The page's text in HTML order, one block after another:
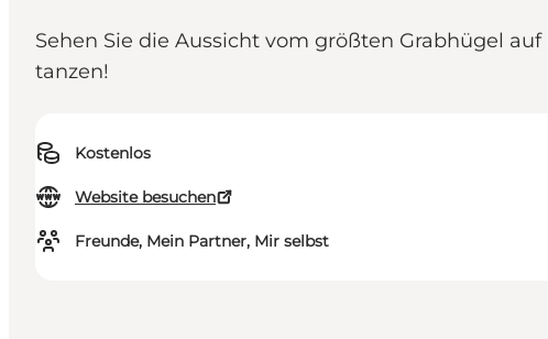
Sehen Sie die Aussicht vom größten Grabhügel
tanzen!
Kostenlos
Website besuchen
Freunde, Mein Partner, Mir selbst